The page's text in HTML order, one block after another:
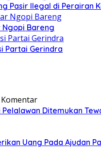
Pasir Ilegal di Perairan
Ngopi Bareng
Partai Gerindra
Ditemukan
Uang Pada Ajudan